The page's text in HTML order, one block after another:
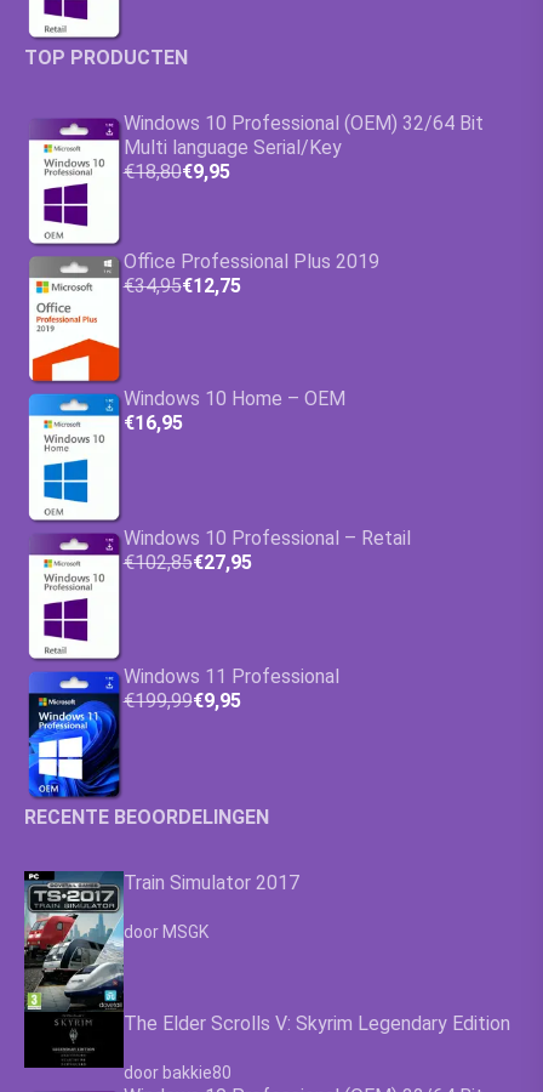
TOP PRODUCTEN
Windows 10 Professional (OEM) 32/64 Bit
Multi language Serial/Key
€18,80€9,95
Office Professional Plus 2019
€34,95€12,75
Windows 10 Home – OEM
€16,95
Windows 10 Professional – Retail
€102,85€27,95
Windows 11 Professional
€199,99€9,95
RECENTE BEOORDELINGEN
Train Simulator 2017
Waardering
door MSGK
The Elder Scrolls V: Skyrim Legendary Edition
Waardering4.63
door bakkie80